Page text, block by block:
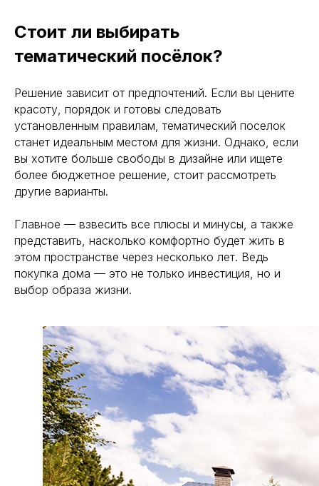
Стоит ли выбирать
тематический посёлок?
Решение зависит от предпочтений. Если вы цените
красоту, порядок и готовы следовать
установленным правилам, тематический поселок
станет идеальным местом для жизни. Однако, если
вы хотите больше свободы в дизайне или ищете
более бюджетное решение, стоит рассмотреть
другие варианты.
Главное — взвесить все плюсы и минусы, а также
представить, насколько комфортно будет жить в
этом пространстве через несколько лет. Ведь
покупка дома — это не только инвестиция, но и
выбор образа жизни.
Подпишитесь на рассылку новостей от ESG
Генподрядчик
Наши работы
СВЯЗАТЬСЯ С НАМИ
+7 (495) 150-70-93
м. Белорусская
(2 минуты пешком)
9:00 — 21:00
ВРЕМЯ РАБОТЫ
Пн-Сб
Заказать обратный звонок
info@esg-moscow.ru
Используем цифровой документооборот
ООО "ЕВРОСТРОЙГРУП" ИНН 7727358360
Работаем по регламенту
на основе PM BOK и ИСО 21 500:2012
Политика конфиденциальности
© 2005-2024. «ESG Professional» Все права защищены.
Контакты
Отправив форму, вы соглашаетесь на обработку персональных
данных в соответствии сполитикой конфиденциальности